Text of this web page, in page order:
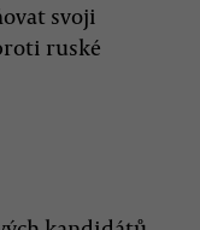
svoji
ruské